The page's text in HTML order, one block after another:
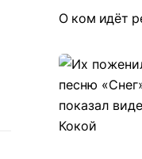
О ком идёт